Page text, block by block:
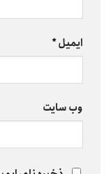
ایمیل*
وب‌ سایت